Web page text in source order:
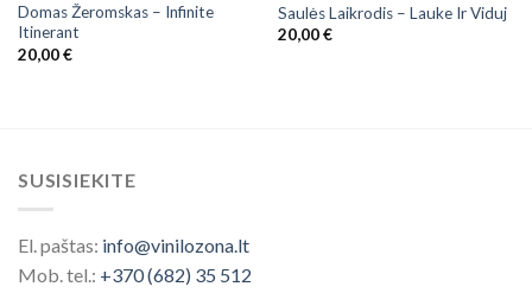
Domas Žeromskas ‎– Infinite
Itinerant
20,00€
Saulės Laikrodis – Lauke Ir Viduj
20,00€
SUSISIEKITE
El. paštas: info@vinilozona.lt
Mob. tel.: +370 (682) 35 512